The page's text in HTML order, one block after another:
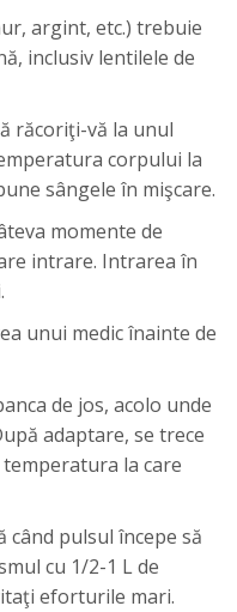
argint, etc.) trebuie
inclusiv lentilele de
răcoriţi-vă la unul
corpului la
sângele în mişcare.
momente de
intrare. Intrarea în
unui medic înainte de
de jos, acolo unde
adaptare, se trece
temperatura la care
când pulsul începe să
cu 1/2-1 L de
eforturile mari.